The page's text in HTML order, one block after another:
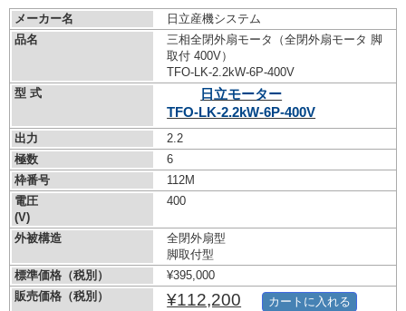
メーカー名
日立産機システム
品名
三相全閉外扇モータ（全閉外扇モータ 脚
取付 400V）
TFO-LK-2.2kW-6P-400V
型 式
日立モーター
TFO-LK-2.2kW-6P-400V
出力
2.2
極数
6
枠番号
112M
電圧
(V)
400
外被構造
全閉外扇型
脚取付型
標準価格（税別）
¥395,000
販売価格（税別）
¥112,200 カートに入れる